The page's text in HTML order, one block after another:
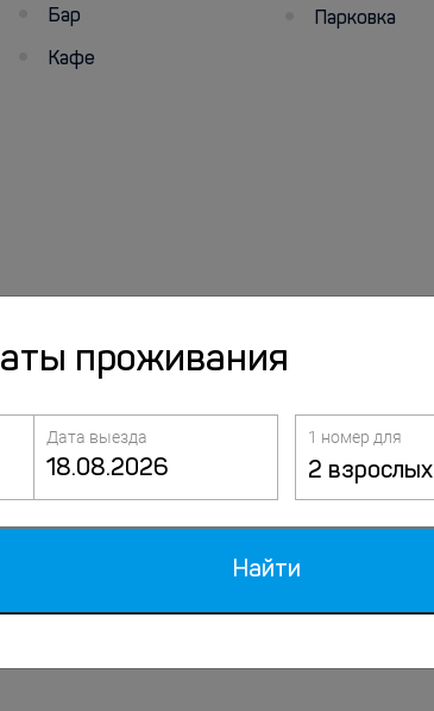
Бар
Кафе
Парковка
проживания
Дата выезда 1 номер для
2 взрослых
Найти